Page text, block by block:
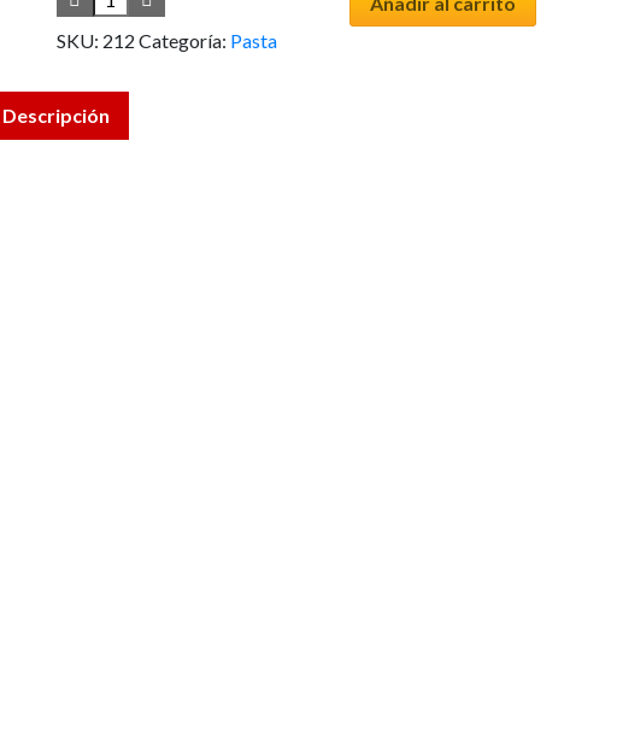
SKU: 212 Categoría: Pasta
Descripción